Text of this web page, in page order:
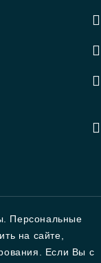
Персональные
на сайте,
Если Вы с